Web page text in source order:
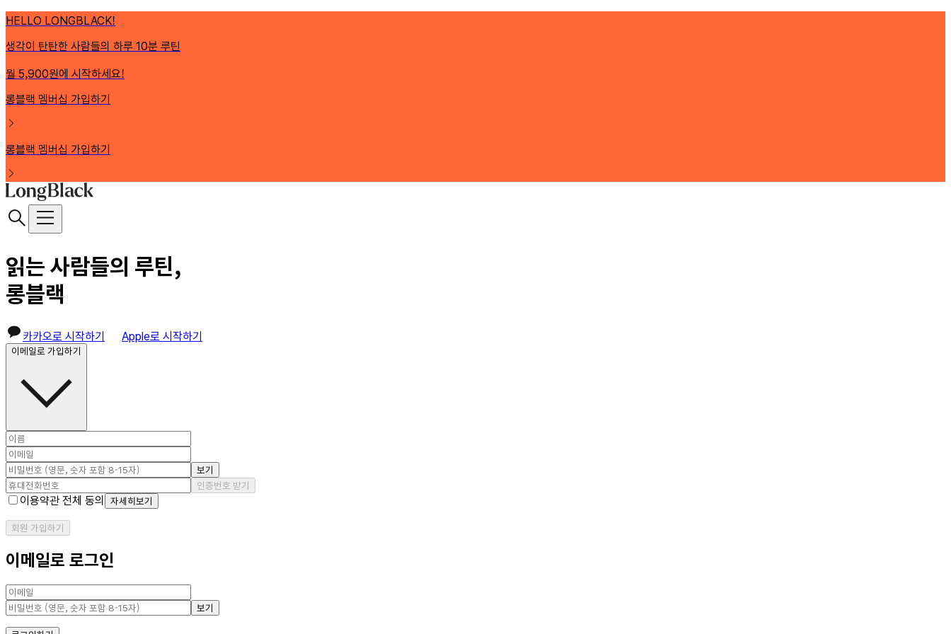
HELLO LONGBLACK!
생각이 탄탄한 사람들의 하루 10분 루틴
월 5,900원에 시작하세요!
롱블랙 멤버십 가입하기
롱블랙 멤버십 가입하기
읽는 사람들의 루틴,
롱블랙
카카오로 시작하기 Apple로 시작하기
이메일로 가입하기
보기
인증번호 받기
이용약관 전체 동의 자세히보기
회원 가입하기
이메일로 로그인
보기